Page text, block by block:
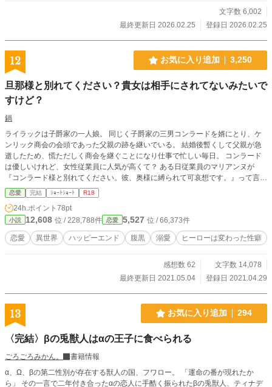
文字数 6,002
最終更新日 2026.02.25
登録日 2026.02.25
12 お気に入り追加 3,250
旦那様と別れてください？貴女は相手にされてないみたいで
すけど？
鍋
ライラックは子爵家の一人娘。 同じく子爵家の三男コンラードを婿にとり、ケ
ンリック商会の会頭であった父親の跡を継いでいる。 結婚後暫くして父親が急
逝したため、慌ただしく商会を継ぐことになり仕事で忙しい毎日。 コンラード
は優しいけれど、女性従業員に人気が高くて？ ある日従業員のマリアンヌが
『コンラード様と別れてください。彼、奥様に縛られて可哀想です。』って言っ
てきた！ ※途中R18入ります。 ※ゆるゆる設定 ※感想欄ネタバレ配慮ないです
※不埒なふざけたお話なのでゆるーい気持ちでお願いします。
恋愛 完結 ｼｮｰﾄｼｮｰﾄ R18
24h.ポイント 78pt
小説 12,608 位 / 228,788件 恋愛 5,527 位 / 66,373件
恋愛 異世界 ハッピーエンド 腹黒 溺愛 ヒーローは変わった性癖
感想数 62
文字数 14,078
最終更新日 2021.05.04
登録日 2021.04.29
13 お気に入り追加 294
〈完結〉βの兎獣人はαの王子に食べられる
ごろごろみかん。
書籍情報
α、Ω、βの第二性別が存在する獣人の国、フワロー。 「運命の番が現れたか
ら」 その一言で二年付き合ったαの恋人に手酷く振られたβの兎獣人、ティナデ